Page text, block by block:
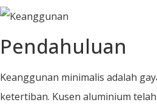
Pendahuluan
Keanggunan minimalis adalah
ketertiban. Kusen aluminium